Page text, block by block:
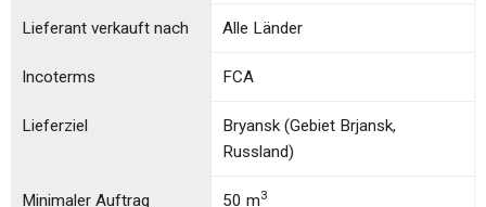
Incoterms FCA
Minimaler Auftrag 50 m3
Lieferant verkauft nach Alle Länder
Lieferziel
Bryansk (Gebiet Brjansk,
Russland)